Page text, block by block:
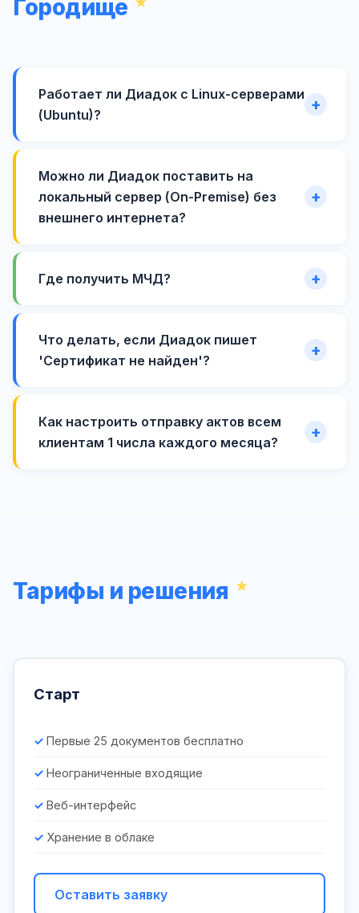
Городище
Работает ли Диадок с Linux-серверами
(Ubuntu)?
Можно ли Диадок поставить на
локальный сервер (On-Premise) без
внешнего интернета?
Где получить МЧД?
Что делать, если Диадок пишет
'Сертификат не найден'?
Как настроить отправку актов всем
клиентам 1 числа каждого месяца?
Тарифы и решения
Старт
Первые 25 документов бесплатно
Неограниченные входящие
Веб-интерфейс
Хранение в облаке
Оставить заявку